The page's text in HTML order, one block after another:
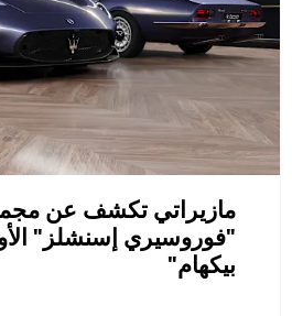
مازيراتي تكشف عن
"فوروسيري إسنشلز"
بيكهام"